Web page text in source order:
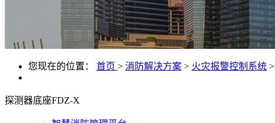
您现在的位置： 首页 > 消防解决方案 > 火灾报警控制系统 >
探测器底座FDZ-X